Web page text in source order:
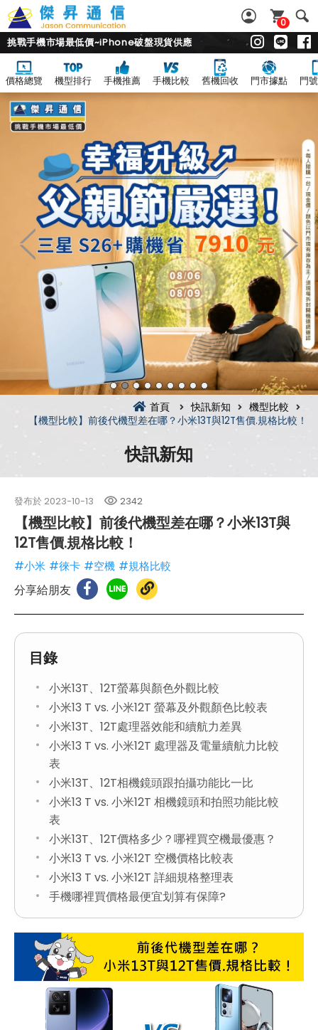
0
挑戰手機市場最低價~iPhone破盤現貨供應
價格總覽 機型排行 手機推薦 手機比較 舊機回收 門市據點 門
首頁 快訊新知
機型比較
【機型比較】前後代機型差在哪？小米13T與12T售價.規格比較！
快訊新知
發布於 2023-10-13 2342
【機型比較】前後代機型差在哪？小米13T與
12T售價.規格比較！
#小米 #徠卡 #空機 #規格比較
分享給朋友
目錄
小米13T、12T螢幕與顏色外觀比較
小米13 T vs. 小米12T 螢幕及外觀顏色比較表
小米13T、12T處理器效能和續航力差異
小米13 T vs. 小米12T 處理器及電量續航力比較
表
小米13T、12T相機鏡頭跟拍攝功能比一比
小米13 T vs. 小米12T 相機鏡頭和拍照功能比較
表
小米13T、12T價格多少？哪裡買空機最優惠？
小米13 T vs. 小米12T 空機價格比較表
小米13 T vs. 小米12T 詳細規格整理表
手機哪裡買價格最便宜划算有保障?